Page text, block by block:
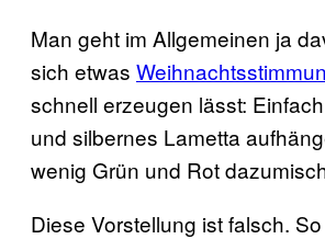
Man geht im Allgemeinen ja
sich etwas
schnell erzeugen lässt:
und silbernes Lametta
wenig Grün und Rot
Diese Vorstellung ist falsch.